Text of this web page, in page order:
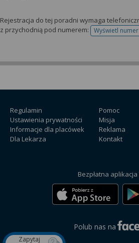
Rejestracja do tej poradni wymaga
z przychodnią pod numerem:
Wyświetl numer
Regulamin
Ustawienia prywatności
Informacje dla placówek
Dla Lekarza
Pomoc
Misja
Reklama
Kontakt
Bezpłatna
Polub nas na
Zapytaj